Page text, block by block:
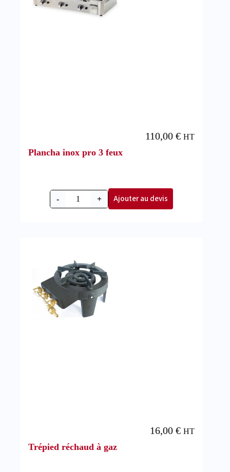
Plancha inox pro 3 feux
110,00€ HT
- + Ajouter au devis
Trépied réchaud à gaz
16,00€ HT